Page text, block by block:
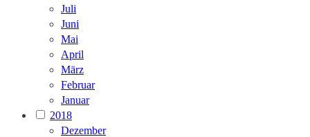
Juli
Juni
Mai
April
März
Februar
Januar
2018
Dezember